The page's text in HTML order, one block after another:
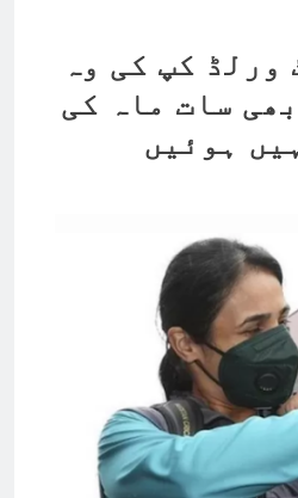
ورلڈ کپ کی وہ
سات ماہ کی
ہوئیں